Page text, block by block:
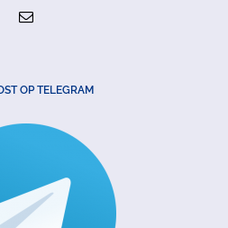
OP TELEGRAM